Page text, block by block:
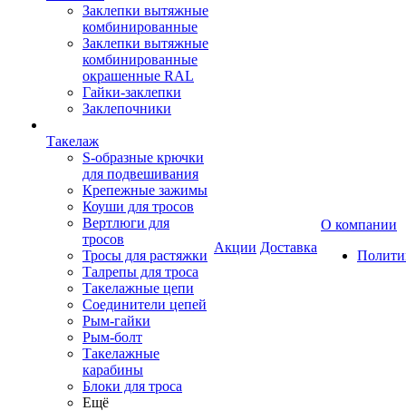
Заклепки вытяжные
комбинированные
Заклепки вытяжные
комбинированные
окрашенные RAL
Гайки-заклепки
Заклепочники
Такелаж
S-образные крючки
для подвешивания
Крепежные зажимы
Коуши для тросов
Вертлюги для
тросов
Тросы для растяжки
Талрепы для троса
Такелажные цепи
Соединители цепей
Рым-гайки
Рым-болт
Такелажные
карабины
Блоки для троса
Ещё
Акции Доставка
О компании